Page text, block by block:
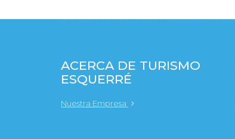
ACERCA DE TURISMO
ESQUERRÉ
Nuestra Empresa